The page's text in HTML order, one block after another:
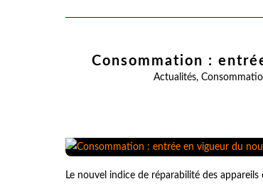
Consommation :
Actualités,
Le nouvel indice de réparabilité des